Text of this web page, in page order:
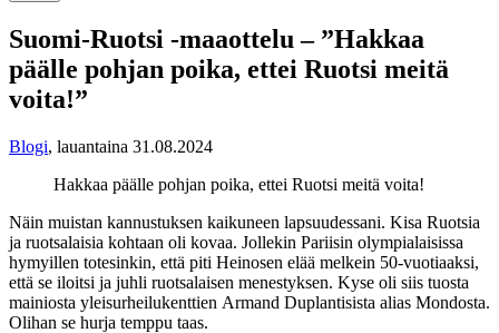
Suomi-Ruotsi -maaottelu – ”Hakkaa
päälle pohjan poika, ettei Ruotsi meitä
voita!”
Blogi, lauantaina 31.08.2024
Hakkaa päälle pohjan poika, ettei Ruotsi meitä voita!
Näin muistan kannustuksen kaikuneen lapsuudessani. Kisa Ruotsia
ja ruotsalaisia kohtaan oli kovaa. Jollekin Pariisin olympialaisissa
hymyillen totesinkin, että piti Heinosen elää melkein 50-vuotiaaksi,
että se iloitsi ja juhli ruotsalaisen menestyksen. Kyse oli siis tuosta
mainiosta yleisurheilukenttien Armand Duplantisista alias Mondosta.
Olihan se hurja temppu taas.